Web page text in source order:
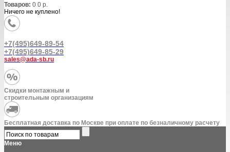
Товаров: 0 0 р.
Ничего не куплено!
+7(495)649-89-54
+7(495)649-85-29
sales@ada-sb.ru
Скидки монтажным и
строительным организациям
Бесплатная доставка по Москве при оплате по безналичному расчету
Меню